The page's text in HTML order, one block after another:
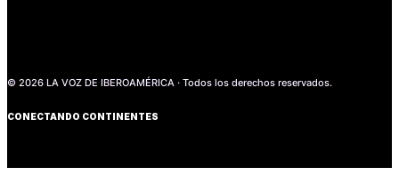
© 2026 LA VOZ DE IBEROAMÉRICA · Todos los derechos reservados.
CONECTANDO CONTINENTES